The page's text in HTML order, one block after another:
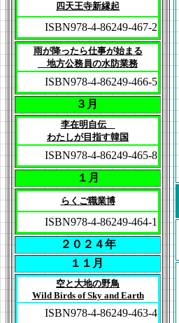
四天王寺新縁起
ISBN978-4-86249-467-2
雨が降ったら仕事が始まる
地方公務員の水防業務
ISBN978-4-86249-466-5
３月
李在明自伝
わたしが目指す韓国
ISBN978-4-86249-465-8
１月
らくご職業博
ISBN978-4-86249-464-1
２０２４年
１１月
空と大地の野鳥
Wild Birds of Sky and Earth
ISBN978-4-86249-463-4